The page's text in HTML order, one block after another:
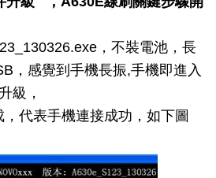
，不裝電池，長
，感覺到手機長振,手機即進入
級，
代表手機連接成功，如下圖